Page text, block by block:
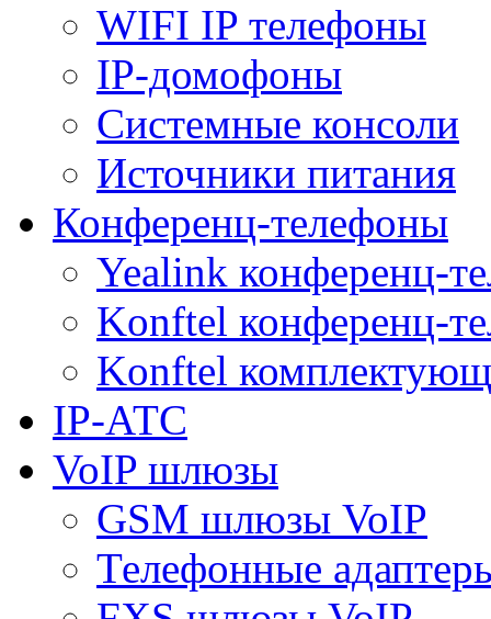
WIFI IP телефоны
IP-домофоны
Системные консоли
Источники питания
Конференц-телефоны
Yealink конференц-
Konftel конференц-
Konftel
IP-АТС
VoIP шлюзы
GSM шлюзы VoIP
Телефонные